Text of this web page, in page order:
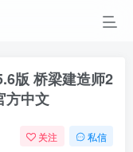
版 桥梁建造师2
方中文
关注 私信